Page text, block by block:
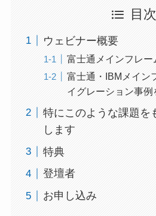
目次
ウェビナー概要
富士通メインフレー
富士通・IBMメイン
イグレーション事例
特にこのような課題を
します
特典
登壇者
お申し込み